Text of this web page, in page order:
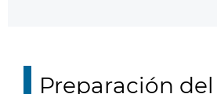
Preparación del